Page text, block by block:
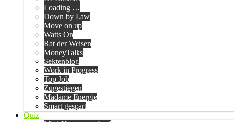
Loading …
Down by Law
Move on up
Watts On
Rat der Weisen
MoneyTalks
Sektenblog
Work in Progress
Top Job
Zugestiegen
Madame Energie
Smart gespart
Quiz